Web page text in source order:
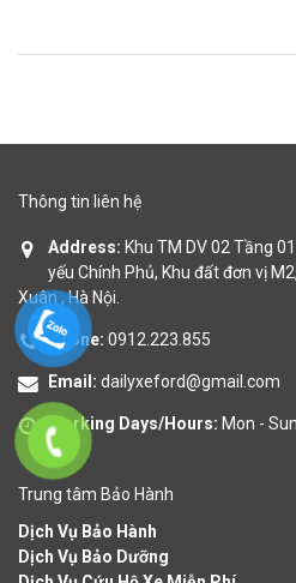
TIN
TỨC
Thông tin liên hệ
Address: Khu TM DV 02 Tầng
yếu Chính Phủ, Khu đất đơn vị
Xuân , Hà Nội.
Phone: 0912.223.855
Email: dailyxeford@gmail.com
Working Days/Hours: Mon -
Trung tâm Bảo Hành
Dịch Vụ Bảo Hành
Dịch Vụ Bảo Dưỡng